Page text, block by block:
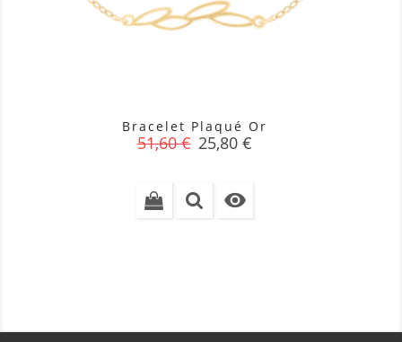
Bracelet Plaqué Or
Prix
51,60 € Prix
25,80 €
